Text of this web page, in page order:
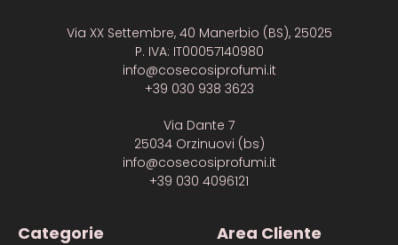
Via XX Settembre, 40 Manerbio (BS), 25025
P. IVA: IT00057140980
info@cosecosiprofumi.it
+39 030 938 3623
Via Dante 7
25034 Orzinuovi (bs)
info@cosecosiprofumi.it
+39 030 4096121
Categorie Area Cliente